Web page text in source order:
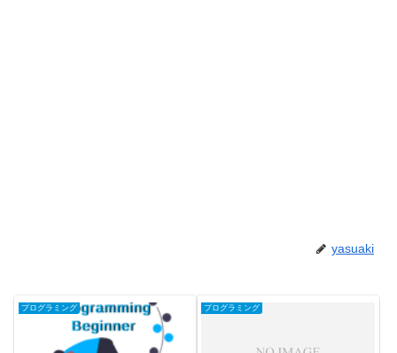
yasuaki
プログラミング プログラミング